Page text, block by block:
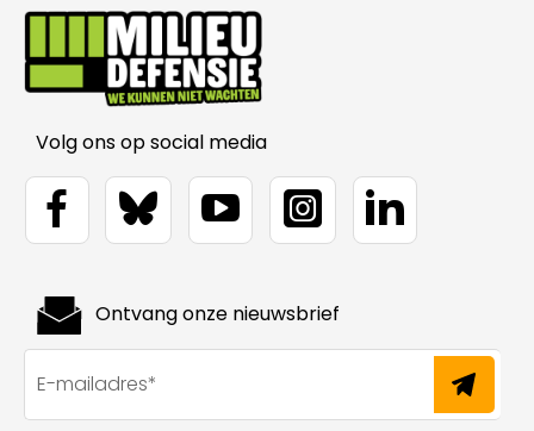
Volg ons op social media
Ontvang onze nieuwsbrief